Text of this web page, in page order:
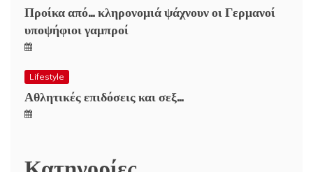
Προίκα από… κληρονομιά ψάχνουν οι Γερμανοί
υποψήφιοι γαμπροί
Lifestyle
Αθλητικές επιδόσεις και σεξ…